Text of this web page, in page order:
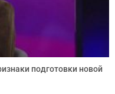
подготовки новой